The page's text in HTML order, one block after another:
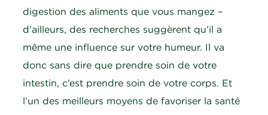
digestion des aliments que vous mangez –
d’ailleurs, des recherches suggèrent qu’il a
même une influence sur votre humeur. Il va
donc sans dire que prendre soin de votre
intestin, c’est prendre soin de votre corps. Et
l’un des meilleurs moyens de favoriser la santé